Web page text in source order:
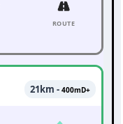
ROUTE
21km - 400mD+